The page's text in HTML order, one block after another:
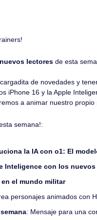
lectores de esta
de novedades y
iPhone 16 y la Apple
a animar nuestro propio
semana!:
la IA con o1: El
Inteligence con los nuevos
el mundo militar
personajes animados con
: Mensaje para una